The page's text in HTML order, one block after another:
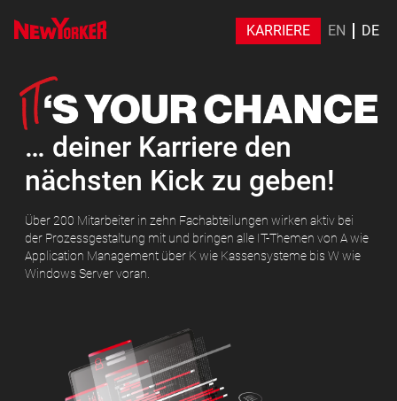
KARRIERE EN DE
… deiner Karriere den
nächsten Kick zu geben!
Über 200 Mitarbeiter in zehn Fachabteilungen wirken aktiv bei
der Prozessgestaltung mit und bringen alle IT-Themen von A wie
Application Management über K wie Kassensysteme bis W wie
Windows Server voran.